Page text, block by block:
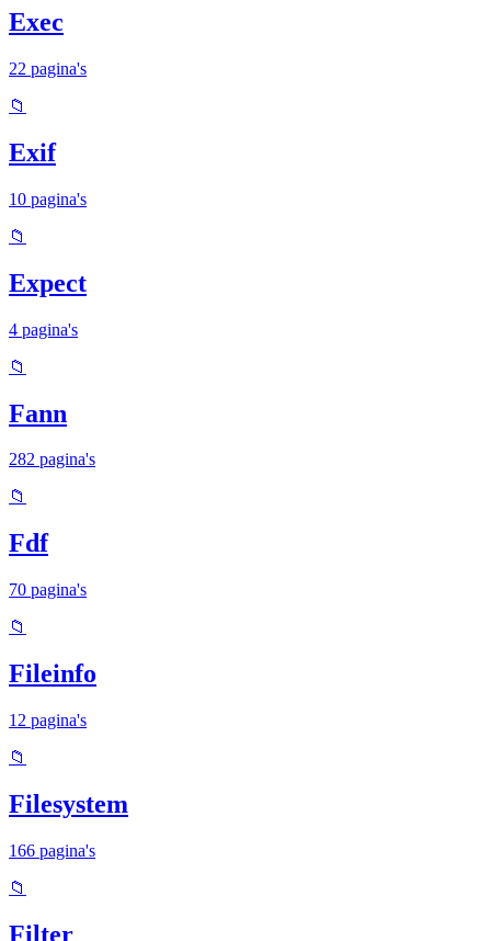
Exec
22 pagina's
📁
Exif
10 pagina's
📁
Expect
4 pagina's
📁
Fann
282 pagina's
📁
Fdf
70 pagina's
📁
Fileinfo
12 pagina's
📁
Filesystem
166 pagina's
📁
Filter